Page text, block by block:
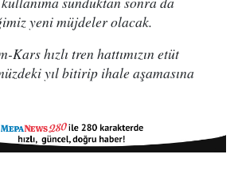
yeni müjdeler olacak.
hızlı tren hattımızın etüt
yıl bitirip ihale aşamasına